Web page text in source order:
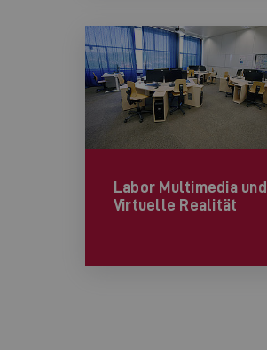
Labor Multimedia und
Virtuelle Realität